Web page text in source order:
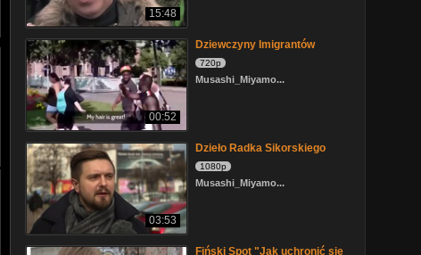
15:48
00:52
Dziewczyny Imigrantów
720p
Musashi_Miyamo...
03:53
Dzieło Radka Sikorskiego
1080p
Musashi_Miyamo...
Fiński Spot "Jak uchronić się